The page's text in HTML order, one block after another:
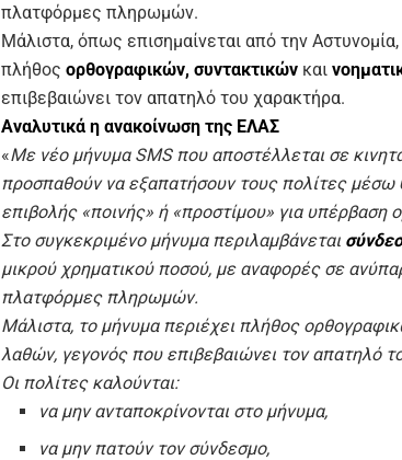
πλατφόρμες πληρωμών.
Μάλιστα, όπως επισημαίνεται από την
πλήθος ορθογραφικών, συντακτικών και
επιβεβαιώνει τον απατηλό του χαρακτήρα.
Αναλυτικά η ανακοίνωση της ΕΛΑΣ
«Με νέο μήνυμα SMS που αποστέλλεται σε
προσπαθούν να εξαπατήσουν τους πολίτες
επιβολής «ποινής» ή «προστίμου» για υπέρβαση
Στο συγκεκριμένο μήνυμα περιλαμβάνεται
μικρού χρηματικού ποσού, με αναφορές σε
πλατφόρμες πληρωμών.
Μάλιστα, το μήνυμα περιέχει πλήθος
λαθών, γεγονός που επιβεβαιώνει τον απατηλό
Οι πολίτες καλούνται:
να μην ανταποκρίνονται στο μήνυμα,
να μην πατούν τον σύνδεσμο,